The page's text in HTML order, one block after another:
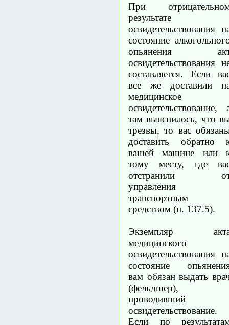
При
результате
освидетельствования
состояние
опьянения
освидетельствования
составляется. Если
все же доставили
медицинское
освидетельствование,
там выяснилось, что
трезвы, то вас
доставить обратно
вашей машине или
тому месту, где
отстранили
управления
транспортным
средством (п. 137.5).
Экземпляр
медицинского
освидетельствования
состояние
вам обязан выдать
(фельдшер),
проводивший
освидетельствование.
Если по